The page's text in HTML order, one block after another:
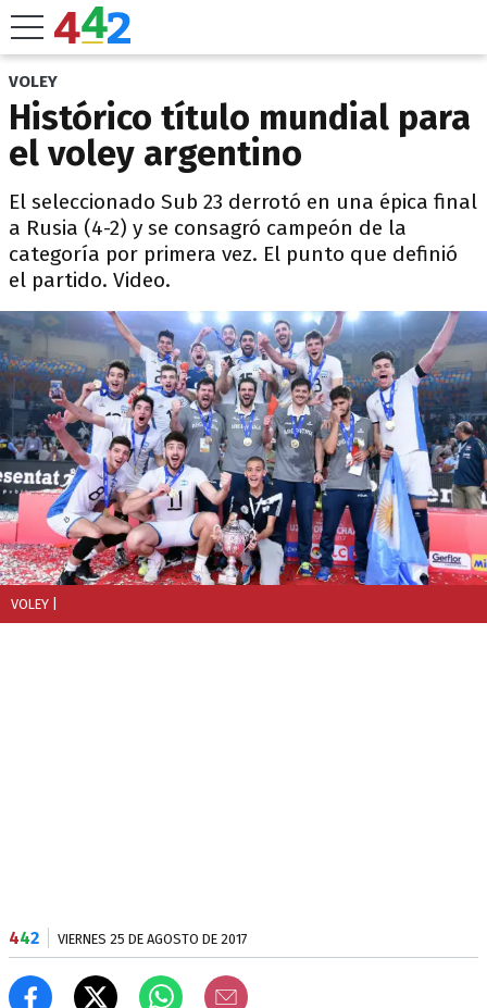
VOLEY
Histórico título mundial para
el voley argentino
El seleccionado Sub 23 derrotó en una épica final
a Rusia (4-2) y se consagró campeón de la
categoría por primera vez. El punto que definió
el partido. Video.
VOLEY
442 VIERNES 25 DE AGOSTO DE 2017